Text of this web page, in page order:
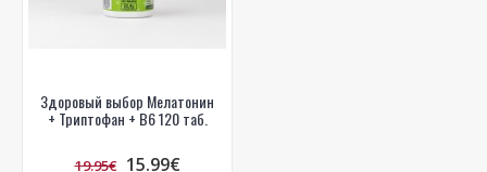
Здоровый выбор Мелатонин
+ Триптофан + B6 120 таб.
19.95€ 15.99€